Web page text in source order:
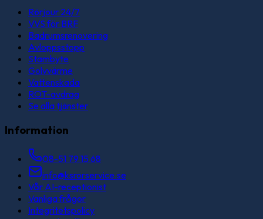
Rörjour 24/7
VVS för BRF
Badrumsrenovering
Avloppsstopp
Stambyte
Golvvärme
Vattenskada
ROT-avdrag
Se alla tjänster
Information
08-51 79 15 68
info@ksrorservice.se
Vår AI-receptionist
Vanliga frågor
Integritetspolicy